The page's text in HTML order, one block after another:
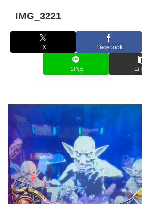
IMG_3221
X Facebook
LINE コ